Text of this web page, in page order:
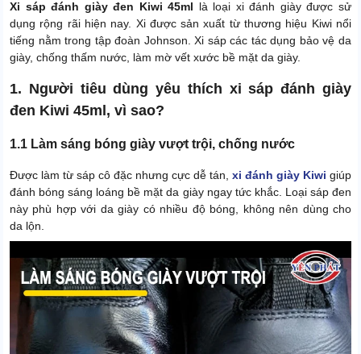
Xi sáp đánh giày đen Kiwi 45ml là loại xi đánh giày được sử
dụng rộng rãi hiện nay. Xi được sản xuất từ thương hiệu Kiwi nổi
tiếng nằm trong tập đoàn Johnson. Xi sáp các tác dụng bảo vệ da
giày, chống thấm nước, làm mờ vết xước bề mặt da giày.
1. Người tiêu dùng yêu thích xi sáp đánh giày
đen Kiwi 45ml, vì sao?
1.1 Làm sáng bóng giày vượt trội, chống nước
Được làm từ sáp cô đặc nhưng cực dễ tán, xi đánh giày Kiwi giúp
đánh bóng sáng loáng bề mặt da giày ngay tức khắc. Loại sáp đen
này phù hợp với da giày có nhiều độ bóng, không nên dùng cho
da lộn.